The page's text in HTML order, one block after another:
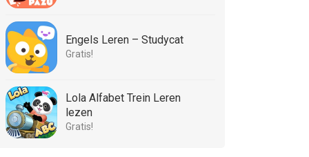
Engels Leren – Studycat
Gratis!
Lola Alfabet Trein Leren
lezen
Gratis!